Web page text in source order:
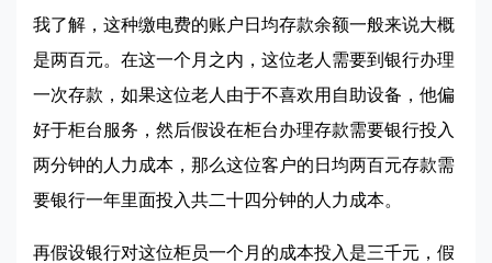
我了解，这种缴电费的账户日均存款余额一般来说大概
是两百元。在这一个月之内，这位老人需要到银行办理
一次存款，如果这位老人由于不喜欢用自助设备，他偏
好于柜台服务，然后假设在柜台办理存款需要银行投入
两分钟的人力成本，那么这位客户的日均两百元存款需
要银行一年里面投入共二十四分钟的人力成本。
再假设银行对这位柜员一个月的成本投入是三千元，假